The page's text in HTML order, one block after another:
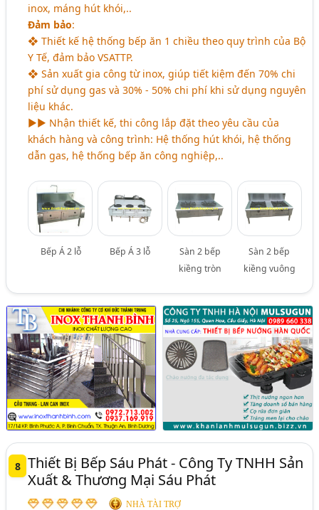
inox, máng hút khói,..
Đảm bảo:
❖ Thiết kế hệ thống bếp ăn 1 chiều theo quy trình của Bộ
Y Tế, đảm bảo VSATTP.
❖ Sản xuất gia công từ inox, giúp tiết kiệm đến 70% chi
phí sử dụng gas và 30% - 50% chi phí khi sử dụng nguyên
liệu khác.
►► Nhận thiết kế, thi công lắp đặt theo yêu cầu của
khách hàng và công trình: Hệ thống hút khói, hệ thống
dẫn gas, hệ thống bếp ăn công nghiệp,..
Bếp Á 2 lỗ Bếp Á 3 lỗ
Sàn 2 bếp
kiềng tròn
Sàn 2 bếp
kiềng vuông
8 Thiết Bị Bếp Sáu Phát - Công Ty TNHH Sản
Xuất & Thương Mại Sáu Phát
NHÀ TÀI TRỢ